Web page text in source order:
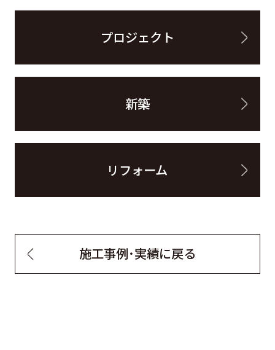
プロジェクト
新築
リフォーム
施工事例・実績に戻る